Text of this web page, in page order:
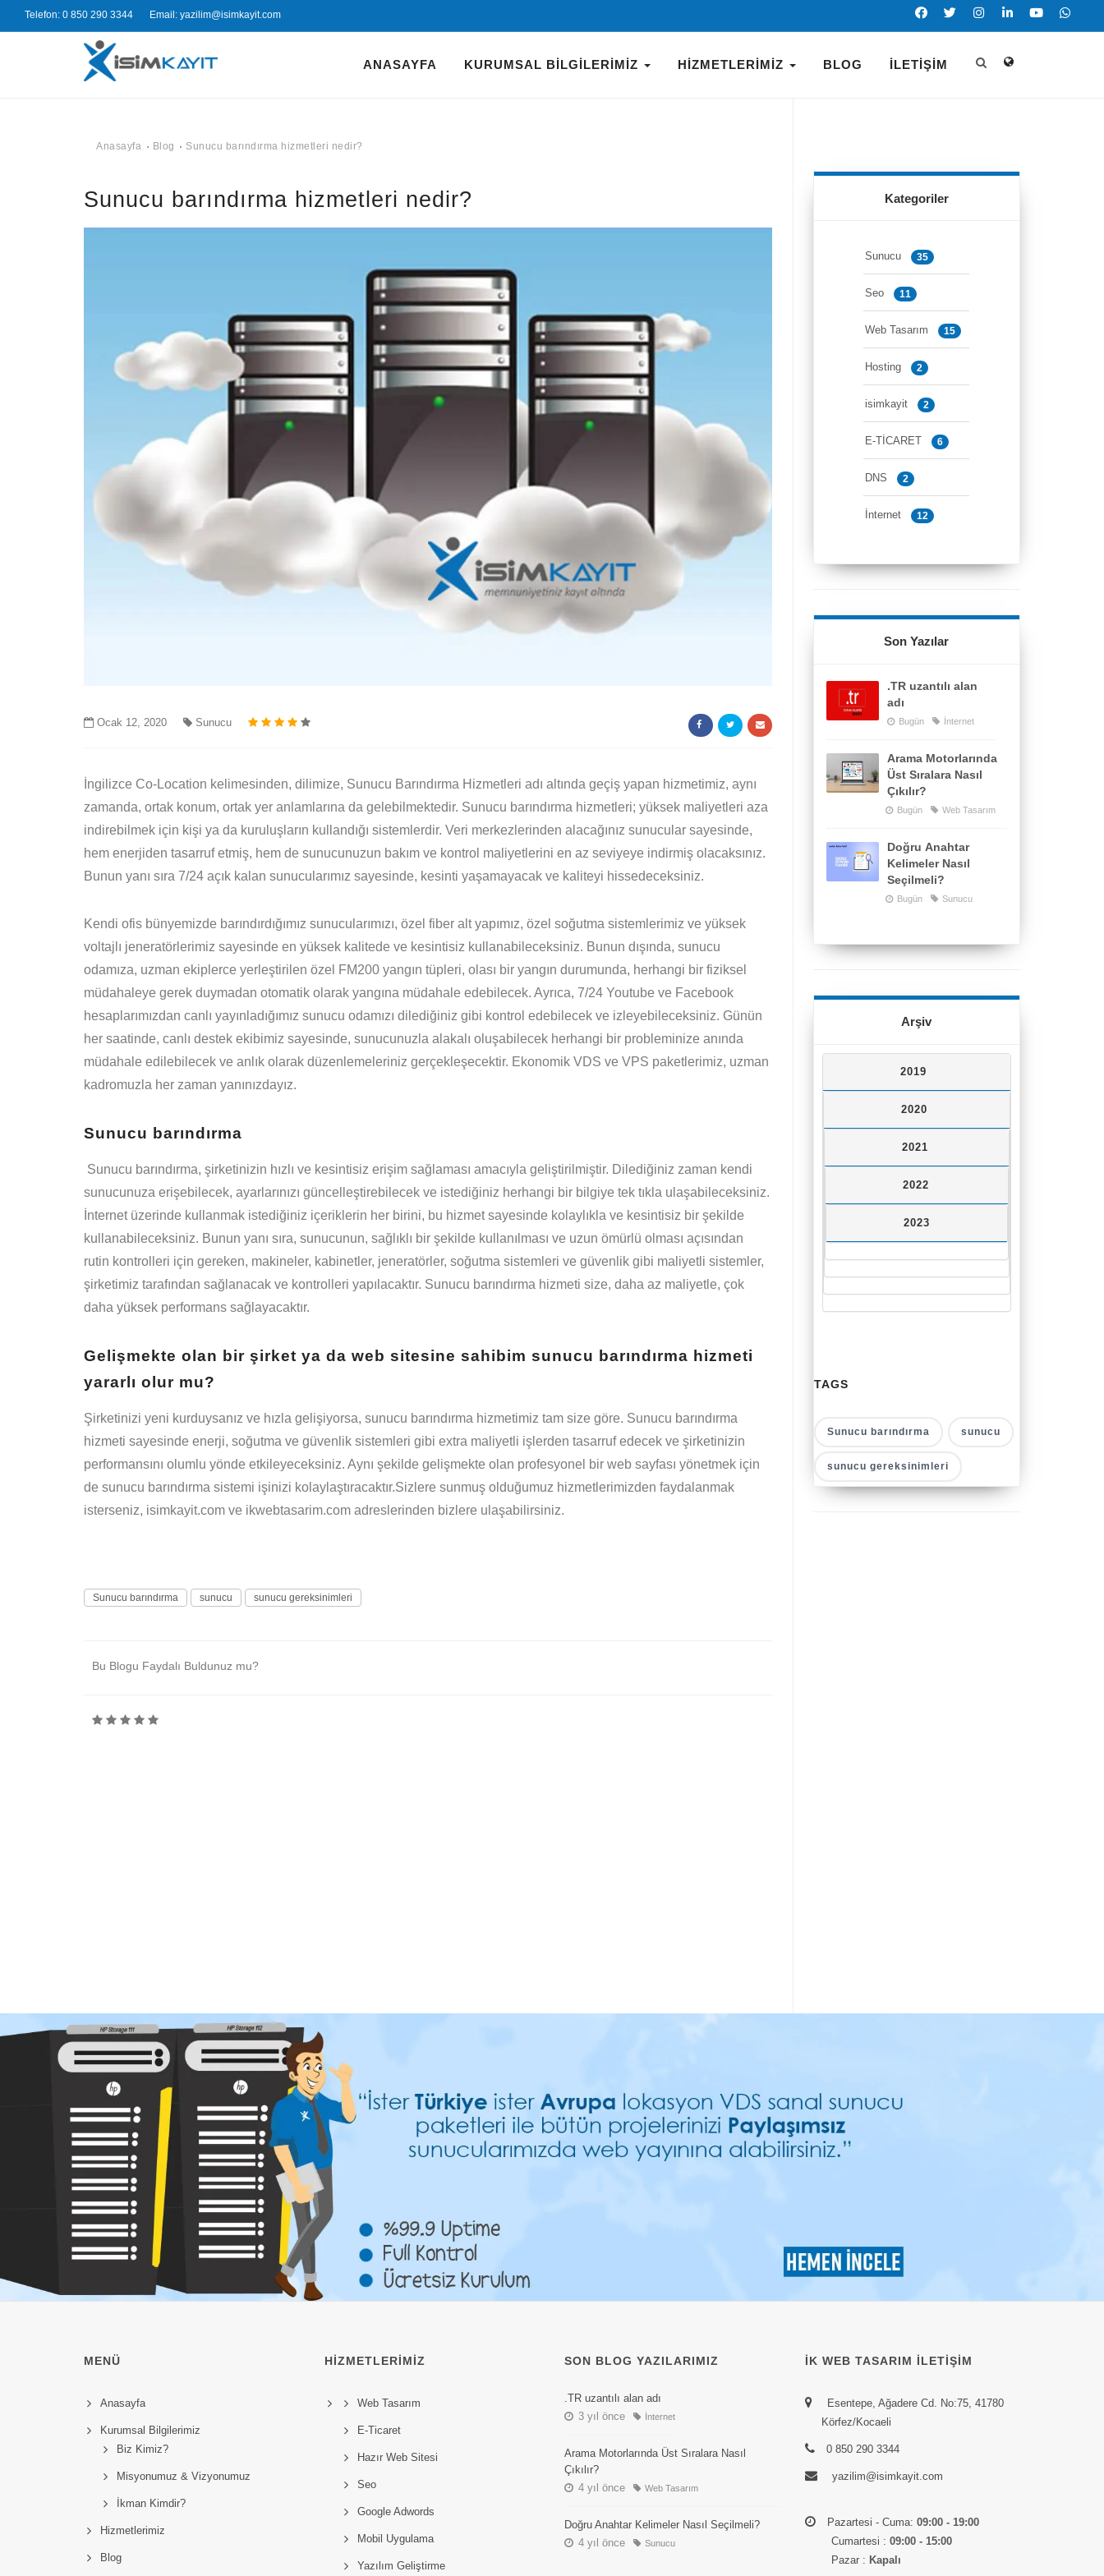
Telefon: 0 850 290 3344 Email: yazilim@isimkayit.com
ANASAYFA KURUMSAL BILGILERIMIZ HIZMETLERIMIZ BLOG İLETIŞIM
Anasayfa Blog Sunucu barındırma hizmetleri nedir?
Sunucu barındırma hizmetleri nedir?
Ocak 12, 2020 Sunucu
İngilizce Co-Location kelimesinden, dilimize, Sunucu Barındırma Hizmetleri adı altında geçiş yapan hizmetimiz, aynı
zamanda, ortak konum, ortak yer anlamlarına da gelebilmektedir. Sunucu barındırma hizmetleri; yüksek maliyetleri aza
indirebilmek için kişi ya da kuruluşların kullandığı sistemlerdir. Veri merkezlerinden alacağınız sunucular sayesinde,
hem enerjiden tasarruf etmiş, hem de sunucunuzun bakım ve kontrol maliyetlerini en az seviyeye indirmiş olacaksınız.
Bunun yanı sıra 7/24 açık kalan sunucularımız sayesinde, kesinti yaşamayacak ve kaliteyi hissedeceksiniz.
Kendi ofis bünyemizde barındırdığımız sunucularımızı, özel fiber alt yapımız, özel soğutma sistemlerimiz ve yüksek
voltajlı jeneratörlerimiz sayesinde en yüksek kalitede ve kesintisiz kullanabileceksiniz. Bunun dışında, sunucu
odamıza, uzman ekiplerce yerleştirilen özel FM200 yangın tüpleri, olası bir yangın durumunda, herhangi bir fiziksel
müdahaleye gerek duymadan otomatik olarak yangına müdahale edebilecek. Ayrıca, 7/24 Youtube ve Facebook
hesaplarımızdan canlı yayınladığımız sunucu odamızı dilediğiniz gibi kontrol edebilecek ve izleyebileceksiniz. Günün
her saatinde, canlı destek ekibimiz sayesinde, sunucunuzla alakalı oluşabilecek herhangi bir probleminize anında
müdahale edilebilecek ve anlık olarak düzenlemeleriniz gerçekleşecektir. Ekonomik VDS ve VPS paketlerimiz, uzman
kadromuzla her zaman yanınızdayız.
Sunucu barındırma
Sunucu barındırma, şirketinizin hızlı ve kesintisiz erişim sağlaması amacıyla geliştirilmiştir. Dilediğiniz zaman kendi
sunucunuza erişebilecek, ayarlarınızı güncelleştirebilecek ve istediğiniz herhangi bir bilgiye tek tıkla ulaşabileceksiniz.
İnternet üzerinde kullanmak istediğiniz içeriklerin her birini, bu hizmet sayesinde kolaylıkla ve kesintisiz bir şekilde
kullanabileceksiniz. Bunun yanı sıra, sunucunun, sağlıklı bir şekilde kullanılması ve uzun ömürlü olması açısından
rutin kontrolleri için gereken, makineler, kabinetler, jeneratörler, soğutma sistemleri ve güvenlik gibi maliyetli sistemler,
şirketimiz tarafından sağlanacak ve kontrolleri yapılacaktır. Sunucu barındırma hizmeti size, daha az maliyetle, çok
daha yüksek performans sağlayacaktır.
Gelişmekte olan bir şirket ya da web sitesine sahibim sunucu barındırma hizmeti
yararlı olur mu?
Şirketinizi yeni kurduysanız ve hızla gelişiyorsa, sunucu barındırma hizmetimiz tam size göre. Sunucu barındırma
hizmeti sayesinde enerji, soğutma ve güvenlik sistemleri gibi extra maliyetli işlerden tasarruf edecek ve şirketinizin
performansını olumlu yönde etkileyeceksiniz. Aynı şekilde gelişmekte olan profesyonel bir web sayfası yönetmek için
de sunucu barındırma sistemi işinizi kolaylaştıracaktır.Sizlere sunmuş olduğumuz hizmetlerimizden faydalanmak
isterseniz, isimkayit.com ve ikwebtasarim.com adreslerinden bizlere ulaşabilirsiniz.
Sunucu barındırma sunucu sunucu gereksinimleri
Bu Blogu Faydalı Buldunuz mu?
Kategoriler
Sunucu 35
Seo 11
Web Tasarım 15
Hosting 2
isimkayit 2
E-TİCARET 6
DNS 2
İnternet 12
Son Yazılar
.TR uzantılı alan
adı
Bugün İnternet
Arama Motorlarında
Üst Sıralara Nasıl
Çıkılır?
Bugün Web Tasarım
Doğru Anahtar
Kelimeler Nasıl
Seçilmeli?
Bugün Sunucu
Arşiv
2019
2020
2021
2022
2023
TAGS
Sunucu barındırma sunucu
sunucu gereksinimleri
MENÜ
Anasayfa
Kurumsal Bilgilerimiz
Biz Kimiz?
Misyonumuz & Vizyonumuz
İkman Kimdir?
Hizmetlerimiz
Blog
HIZMETLERIMIZ
Web Tasarım
E-Ticaret
Hazır Web Sitesi
Seo
Google Adwords
Mobil Uygulama
Yazılım Geliştirme
SON BLOG YAZILARIMIZ
.TR uzantılı alan adı
3 yıl önce
İnternet
Arama Motorlarında Üst Sıralara Nasıl
Çıkılır?
4 yıl önce
Web Tasarım
Doğru Anahtar Kelimeler Nasıl Seçilmeli?
4 yıl önce
Sunucu
İK WEB TASARIM İLETIŞIM
Esentepe, Ağadere Cd. No:75, 41780
Körfez/Kocaeli
0 850 290 3344
yazilim@isimkayit.com
Pazartesi - Cuma: 09:00 - 19:00
Cumartesi : 09:00 - 15:00
Pazar : Kapalı